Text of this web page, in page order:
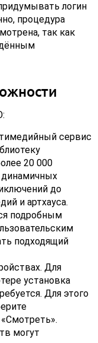
логин
процедура
так как
сервис
20 000
до
и артхауса.
подробным
подходящий
Для
установка
Для этого
могут